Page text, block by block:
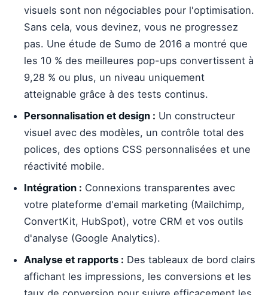
visuels sont non négociables pour l'optimisation.
Sans cela, vous devinez, vous ne progressez
pas. Une étude de Sumo de 2016 a montré que
les 10 % des meilleures pop-ups convertissent à
9,28 % ou plus, un niveau uniquement
atteignable grâce à des tests continus.
Personnalisation et design : Un constructeur
visuel avec des modèles, un contrôle total des
polices, des options CSS personnalisées et une
réactivité mobile.
Intégration : Connexions transparentes avec
votre plateforme d'email marketing (Mailchimp,
ConvertKit, HubSpot), votre CRM et vos outils
d'analyse (Google Analytics).
Analyse et rapports : Des tableaux de bord clairs
affichant les impressions, les conversions et les